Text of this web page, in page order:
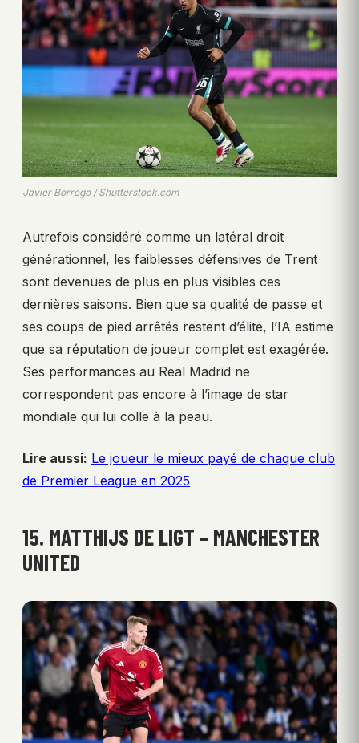
Javier Borrego / Shutterstock.com
Autrefois considéré comme un latéral droit
générationnel, les faiblesses défensives de Trent
sont devenues de plus en plus visibles ces
dernières saisons. Bien que sa qualité de passe et
ses coups de pied arrêtés restent d’élite, l’IA estime
que sa réputation de joueur complet est exagérée.
Ses performances au Real Madrid ne
correspondent pas encore à l’image de star
mondiale qui lui colle à la peau.
Lire aussi: Le joueur le mieux payé de chaque club
de Premier League en 2025
15. MATTHIJS DE LIGT – MANCHESTER
UNITED